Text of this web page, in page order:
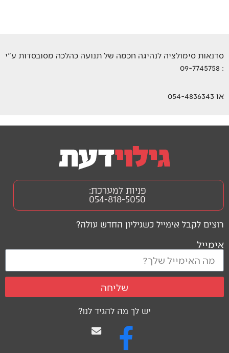
סדנאות סימולציה לנהיגה חכמה של תנועה כהלכה מסובסדות ע"י
: 09-7745758
או 054-4836343
יש לך מה להגיד לנו?
רוצים לקבל אימייל כשגיליון החדש עולה?
אימייל
שליחה
פניות למערכת:
054-818-5050